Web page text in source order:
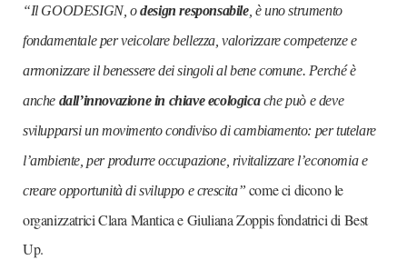
“Il GOODESIGN, odesign responsabile, è uno strumento
fondamentale per veicolare bellezza, valorizzare competenze e
armonizzare il benessere dei singoli al bene comune. Perché è
anche dall’innovazione in chiave ecologicache può e deve
svilupparsi un movimento condiviso di cambiamento: per tutelare
l’ambiente, per produrre occupazione, rivitalizzare l’economia e
creare opportunità di sviluppo e crescita” come ci dicono le
organizzatrici Clara Mantica e Giuliana Zoppis fondatrici di Best
Up.